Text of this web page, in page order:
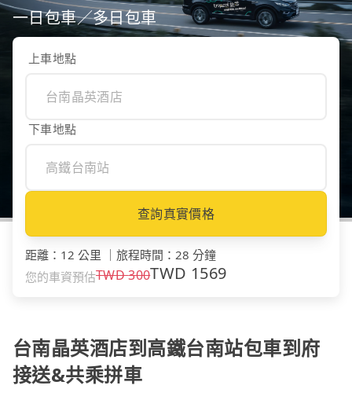
一日包車／多日包車
上車地點
下車地點
查詢真實價格
距離 ： 12 公里 旅程時間 ： 28 分鐘
您的車資預估TWD300TWD 1569
台南晶英酒店到高鐵台南站包車到府
接送&共乘拼車